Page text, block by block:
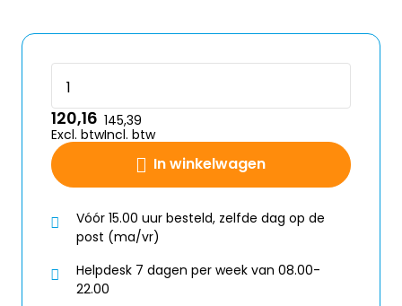
In winkelwagen
120,16
Excl. btw
145,39
Incl. btw
Vóór 15.00 uur besteld, zelfde dag op de
post (ma/vr)
Helpdesk 7 dagen per week van 08.00-
22.00